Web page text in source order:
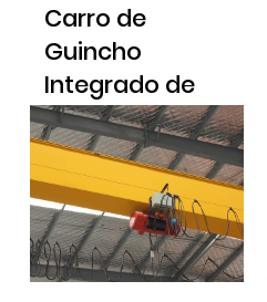
Carro de
Guincho
Integrado de
Trilho Duplo